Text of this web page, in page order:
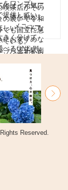
Reserved.